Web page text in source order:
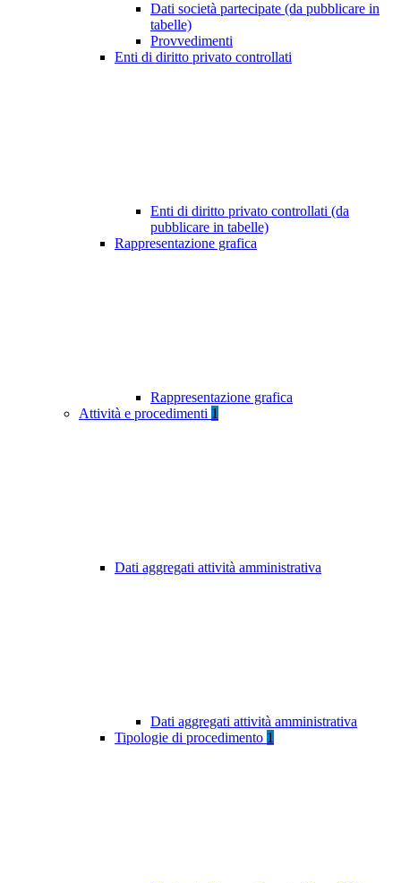
Dati società partecipate (da pubblicare in
tabelle)
Provvedimenti
Enti di diritto privato controllati
Enti di diritto privato controllati (da
pubblicare in tabelle)
Rappresentazione grafica
Rappresentazione grafica
Attività e procedimenti 1
Dati aggregati attività amministrativa
Dati aggregati attività amministrativa
Tipologie di procedimento 1